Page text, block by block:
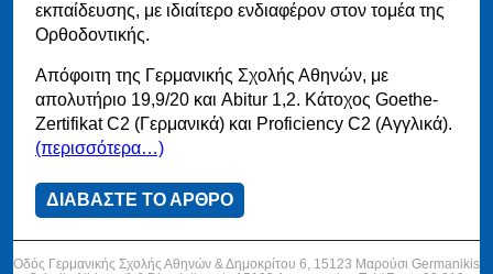
εκπαίδευσης, με ιδιαίτερο ενδιαφέρον στον τομέα της
Ορθοδοντικής.
Απόφοιτη της Γερμανικής Σχολής Αθηνών, με
απολυτήριο 19,9/20 και Abitur 1,2. Κάτοχος Goethe-
Zertifikat C2 (Γερμανικά) και Proficiency C2 (Αγγλικά).
(περισσότερα…)
ΔΙΑΒΑΣΤΕ ΤΟ ΑΡΘΡΟ
Οδός Γερμανικής Σχολής Αθηνών & Δημοκρίτου 6, 15123 Μαρούσι Germanikis